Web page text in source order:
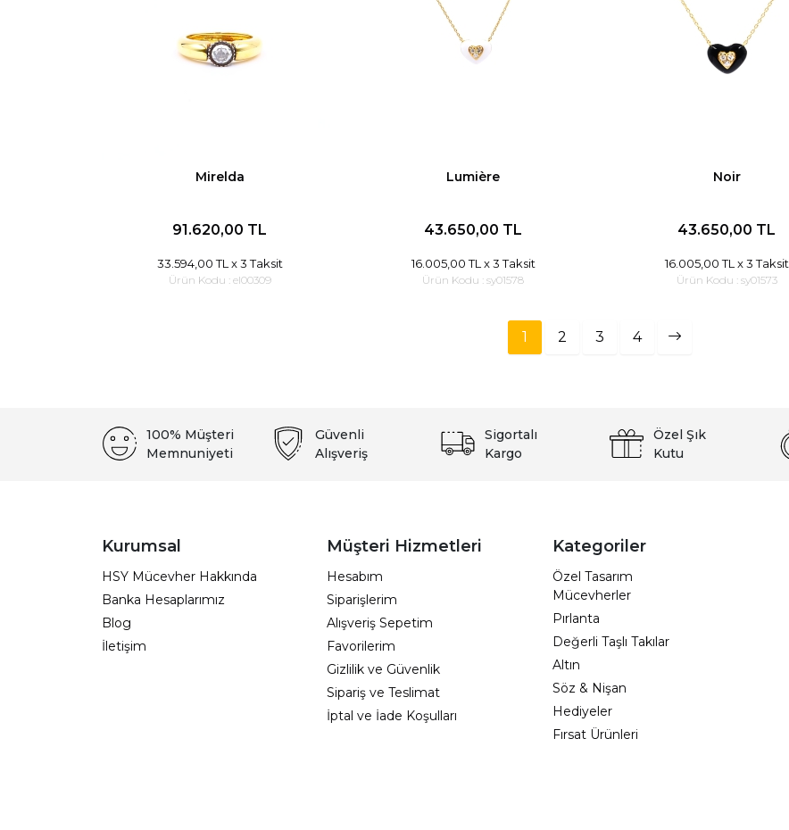
Mirelda
91.620,00 TL
33.594,00 TL x 3 Taksit
Ürün Kodu : el00309
Lumière
43.650,00 TL
16.005,00 TL x 3 Taksit
Ürün Kodu : sy01578
Noir
43.650,00 TL
16.005,00 TL x 3 Taksit
Ürün Kodu : sy01573
1 2 3 4
100% Müşteri
Memnuniyeti
Güvenli
Alışveriş
Sigortalı
Kargo
Özel Şık
Kutu
Kurumsal
HSY Mücevher Hakkında
Banka Hesaplarımız
Blog
İletişim
Müşteri Hizmetleri
Hesabım
Siparişlerim
Alışveriş Sepetim
Favorilerim
Gizlilik ve Güvenlik
Sipariş ve Teslimat
İptal ve İade Koşulları
Kategoriler
Özel Tasarım
Mücevherler
Pırlanta
Değerli Taşlı Takılar
Altın
Söz & Nişan
Hediyeler
Fırsat Ürünleri